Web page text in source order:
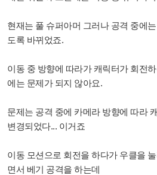
현재는 풀 슈퍼아머 그러나 공격 중에
도록 바뀌었죠.
이동 중 방향에 따라가 캐릭터가 회전
에는 문제가 되지 않아요.
문제는 공격 중에 카메라 방향에 따라
변경되었다... 이거죠
이동 모션으로 회전을 하다가 우클을
면서 베기 공격을 하는데